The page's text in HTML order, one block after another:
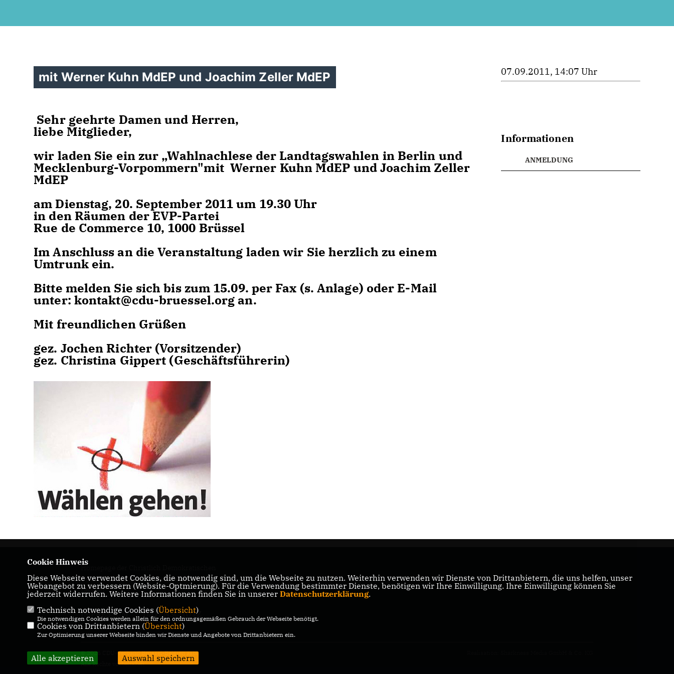
mit Werner Kuhn MdEP und Joachim Zeller MdEP
Sehr geehrte Damen und Herren,
liebe Mitglieder,
wir laden Sie ein zur „Wahlnachlese der Landtagswahlen in Berlin und
Mecklenburg-Vorpommern"mit Werner Kuhn MdEP und Joachim Zeller
MdEP
am Dienstag, 20. September 2011 um 19.30 Uhr
in den Räumen der EVP-Partei
Rue de Commerce 10, 1000 Brüssel
Im Anschluss an die Veranstaltung laden wir Sie herzlich zu einem
Umtrunk ein.
Bitte melden Sie sich bis zum 15.09. per Fax (s. Anlage) oder E-Mail
unter: kontakt@cdu-bruessel.org an.
Mit freundlichen Grüßen
gez. Jochen Richter (Vorsitzender)
gez. Christina Gippert (Geschäftsführerin)
07.09.2011, 14:07 Uhr
Informationen
ANMELDUNG
Homepage der Christlich Demokratischen
Union Deutschlands - Verband Brüssel-
Belgien
IMPRESSUM
DATENSCHUTZ
KONTAKT
© 2026 CDU-Verband Brüssel-Belgien asbl.
Alle Rechte vorbehalten.
Cookie Hinweis
Diese Webseite verwendet Cookies, die notwendig sind, um die Webseite zu nutzen. Weiterhin verwenden wir Dienste von Drittanbietern, die uns helfen, unser
Webangebot zu verbessern (Website-Optmierung). Für die Verwendung bestimmter Dienste, benötigen wir Ihre Einwilligung. Ihre Einwilligung können Sie
jederzeit widerrufen. Weitere Informationen finden Sie in unserer Datenschutzerklärung.
Technisch notwendige Cookies (Übersicht)
Die notwendigen Cookies werden allein für den ordnungsgemäßen Gebrauch der Webseite benötigt.
Cookies von Drittanbietern (Übersicht)
Zur Optimierung unserer Webseite binden wir Dienste und Angebote von Drittanbietern ein.
Alle akzeptieren Auswahl speichern